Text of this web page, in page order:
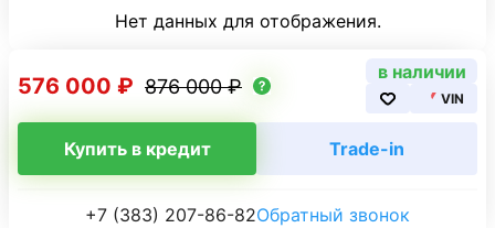
576 000 ₽ 876 000 ₽
в наличии
VIN
Купить в кредит Trade-in
+7 (383) 207-86-82Обратный звонок
Нет данных для отображения.